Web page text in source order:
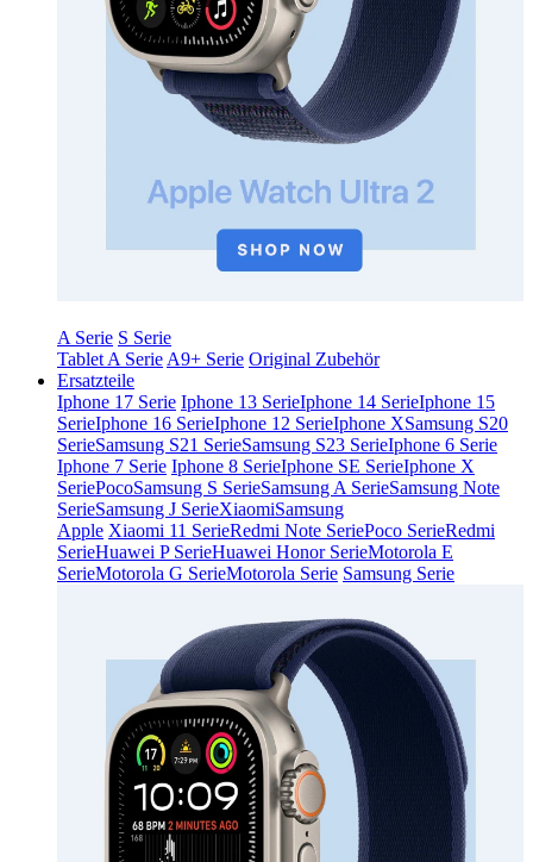
A Serie S Serie
Tablet A Serie A9+ Serie Original Zubehör
Ersatzteile
Iphone 17 Serie Iphone 13 SerieIphone 14 SerieIphone 15
SerieIphone 16 SerieIphone 12 SerieIphone XSamsung S20
SerieSamsung S21 SerieSamsung S23 SerieIphone 6 Serie
Iphone 7 Serie Iphone 8 SerieIphone SE SerieIphone X
SeriePocoSamsung S SerieSamsung A SerieSamsung Note
SerieSamsung J SerieXiaomiSamsung
Apple Xiaomi 11 SerieRedmi Note SeriePoco SerieRedmi
SerieHuawei P SerieHuawei Honor SerieMotorola E
SerieMotorola G SerieMotorola Serie Samsung Serie